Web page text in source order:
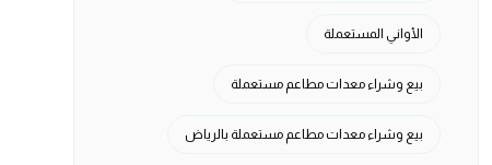
الأواني المستعملة
بيع وشراء معدات مطاعم مستعملة
بيع وشراء معدات مطاعم مستعملة بالرياض